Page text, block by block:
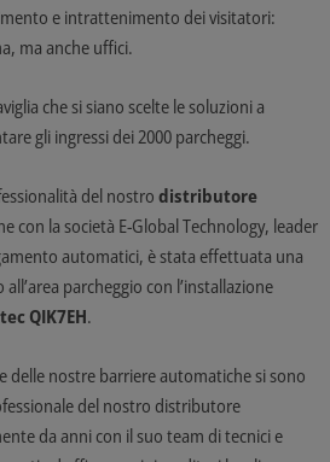
e intrattenimento dei visitatori:
ma anche uffici.
che si siano scelte le soluzioni a
gli ingressi dei 2000 parcheggi.
del nostro distributore
con la società E-Global Technology, leader
automatici, è stata effettuata una
parcheggio con l’installazione
QIK7EH.
delle nostre barriere automatiche si sono
del nostro distributore
da anni con il suo team di tecnici e